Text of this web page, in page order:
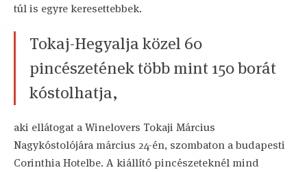
túl is egyre keresettebbek.
Tokaj-Hegyalja közel 60
pincészetének több mint 150 borát
kóstolhatja,
aki ellátogat a Winelovers Tokaji Március
Nagykóstolójára március 24-én, szombaton a budapesti
Corinthia Hotelbe. A kiállító pincészeteknél mind